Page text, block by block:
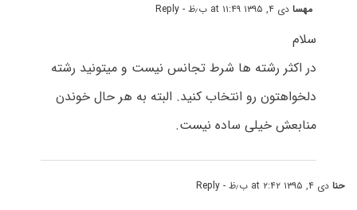
مهسادی ۴, ۱۳۹۵ at ۱۱:۴۹ ب٫ظ - Reply
سلام
در اکثر رشته ها شرط تجانس نیست و میتونید رشته
دلخواهتون رو انتخاب کنید. البته به هر حال خوندن
منابعش خیلی ساده نیست.
حنادی ۴, ۱۳۹۵ at ۲:۴۲ ب٫ظ - Reply